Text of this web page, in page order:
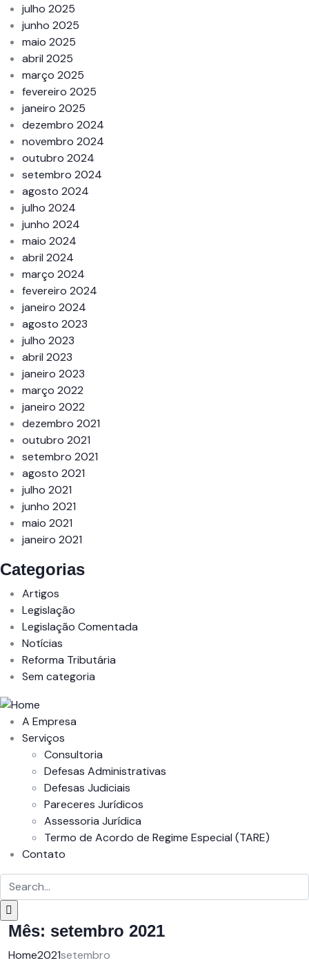
julho 2025
junho 2025
maio 2025
abril 2025
março 2025
fevereiro 2025
janeiro 2025
dezembro 2024
novembro 2024
outubro 2024
setembro 2024
agosto 2024
julho 2024
junho 2024
maio 2024
abril 2024
março 2024
fevereiro 2024
janeiro 2024
agosto 2023
julho 2023
abril 2023
janeiro 2023
março 2022
janeiro 2022
dezembro 2021
outubro 2021
setembro 2021
agosto 2021
julho 2021
junho 2021
maio 2021
janeiro 2021
Categorias
Artigos
Legislação
Legislação Comentada
Notícias
Reforma Tributária
Sem categoria
A Empresa
Serviços
Consultoria
Defesas Administrativas
Defesas Judiciais
Pareceres Jurídicos
Assessoria Jurídica
Termo de Acordo de Regime Especial (TARE)
Contato
Mês: setembro 2021
Home2021setembro